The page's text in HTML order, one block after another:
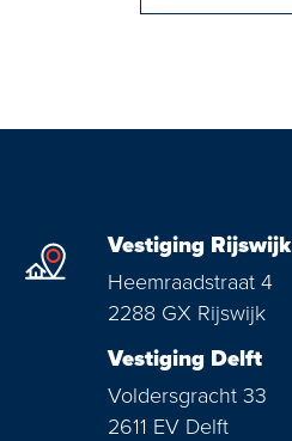
Vestiging Rijswijk
Heemraadstraat 4
2288 GX Rijswijk
Vestiging Delft
Voldersgracht 33
2611 EV Delft